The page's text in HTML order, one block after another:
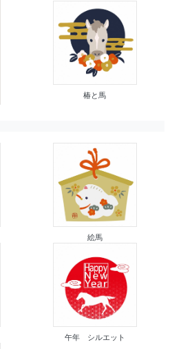
椿と馬
絵馬
午年 シルエット